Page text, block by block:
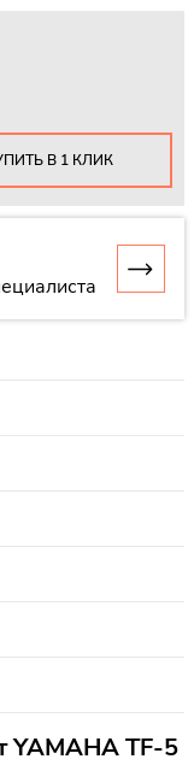
В 1 КЛИК
TF-5